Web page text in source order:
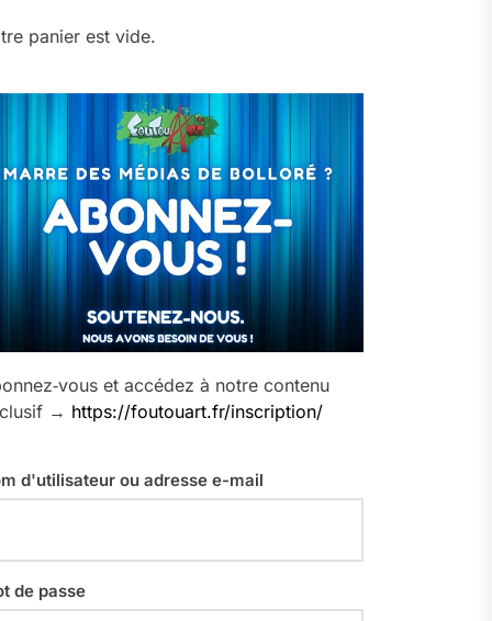
panier est vide.
et accédez à notre contenu
→ https://foutouart.fr/inscription/
d'utilisateur ou adresse e-mail
de passe